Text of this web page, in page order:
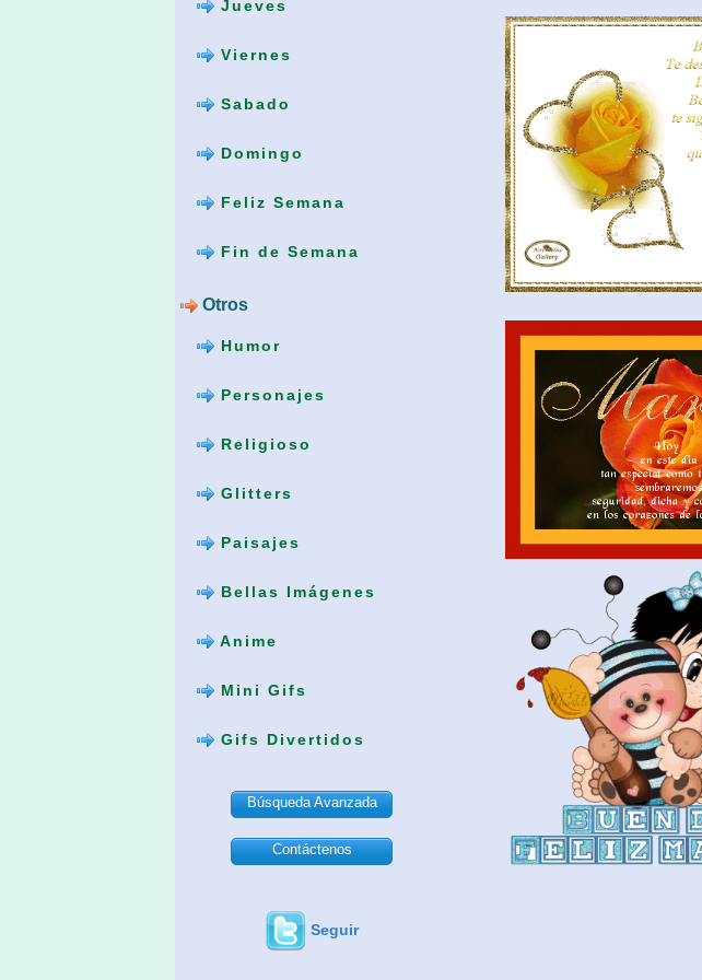
Jueves
Viernes
Sabado
Domingo
Feliz Semana
Fin de Semana
Otros
Humor
Personajes
Religioso
Glitters
Paisajes
Bellas Imágenes
Anime
Mini Gifs
Gifs Divertidos
Búsqueda Avanzada
Contáctenos
Seguir